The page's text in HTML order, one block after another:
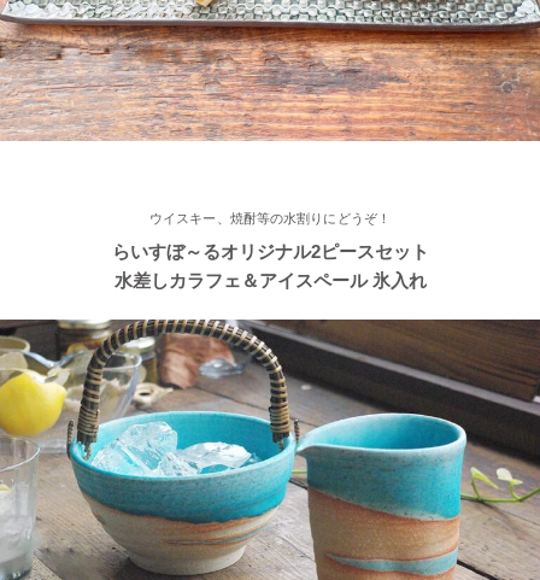
2022/11/12
≪おすすめ≫ あったか鍋をお楽しみください♪とんすい小鉢がつ
いたお鍋セットです。
≪新着商品≫ たっぷりお父さん湯飲み 南蛮カラー♪そろそろ温か
い飲み物が欲しくなりますね！
2022/11/09
≪人気商品≫ 焼き魚がおいしい季節ですね♪長角皿はぴったりの
アイテムです！
2022/11/09
≪おすすめ≫ お料理メニューを選ばない すごい和食器セット
光沢ある真っ黒な和モダン食器 ポカポカ春さくらの舞桜 24ピー
ス家族セット
ウイスキー、焼酎等の水割りにどうぞ！
らいすぼ～るオリジナル2ピースセット
水差しカラフェ＆アイスペール 氷入れ